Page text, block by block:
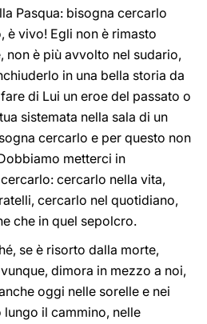
Pasqua: bisogna cercarlo
è vivo! Egli non è rimasto
non è più avvolto nel sudario,
in una bella storia da
di Lui un eroe del passato o
sistemata nella sala di un
cercarlo e per questo non
metterci in
cercarlo nella vita,
cercarlo nel quotidiano,
che in quel sepolcro.
se è risorto dalla morte,
dimora in mezzo a noi,
oggi nelle sorelle e nei
il cammino, nelle